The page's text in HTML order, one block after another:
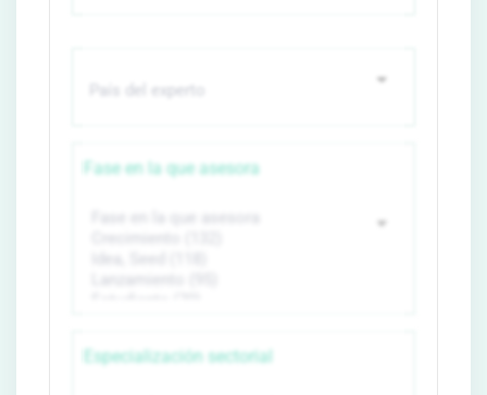
Fase en la que asesora
Especialización sectorial